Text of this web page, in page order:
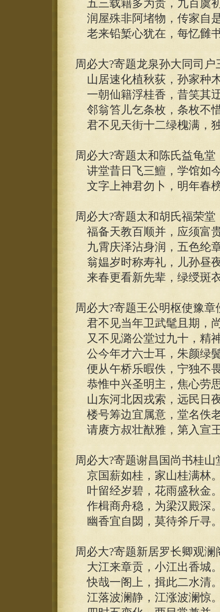
五三载籍多为贵，九百虞
润屋殊非阿堵物，传家自
老来铅椠心犹在，每忆雠
周必大?寄题龙泉孙大同司户
山居速化植秋荻，孙家种
一朝仙籍浮桂香，昔笑其
邻翁笞儿乞条枚，条枚不
君不见天街十二绿槐满，
周必大?寄题太和陈氏益龟堂
讲堂昔日飞三鱣，学馆如
文字上神君勿卜，明年春
周必大?寄题太和胡氏福荣堂
福备天教百顺并，应须富
九霄庆泽沾身润，五色纶
翁媪岁时称寿礼，儿孙昼
来春更看新先辈，绿绶斑
周必大?寄题王公明枢使豫章
君不见当年卫武髦且期，
又不见潞公堂过九十，精
公今年才六士耳，朱颜绿
便从午桥乐暇佚，宁独不
恭惟中兴圣明主，焦心劳
山东河北因戎索，远民日
楼号筹边宜属意，堂名佚
请赓方叔壮猷雅，第入宣
周必大?寄题谢昌国尚书桂山
京国薪如桂，家山桂满林
叶留经岁碧，花雨盛秋金
作楫商舟稳，为梁汉殿深
幽香宜自閟，莫待斧斤寻
周必大?寄题新居罗长卿观澜
大江来章贡，小江出香城
快哉一阁上，揖此二水清
江落波澜静，江涨波澜惊